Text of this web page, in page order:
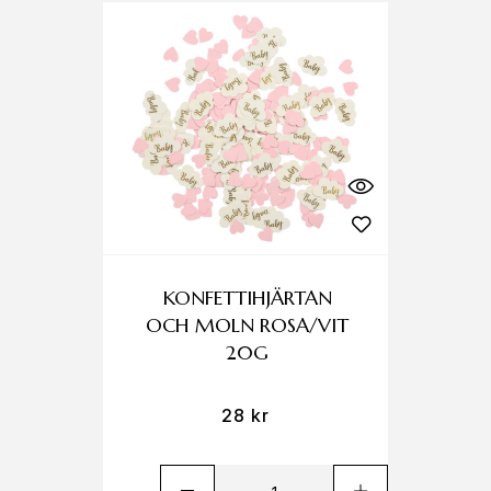
KONFETTIHJÄRTAN
OCH MOLN ROSA/VIT
20G
28 kr